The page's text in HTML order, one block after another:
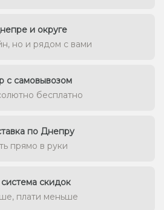
и округе
но и рядом с вами
с самовывозом
бесплатно
по Днепру
прямо в руки
скидок
плати меньше